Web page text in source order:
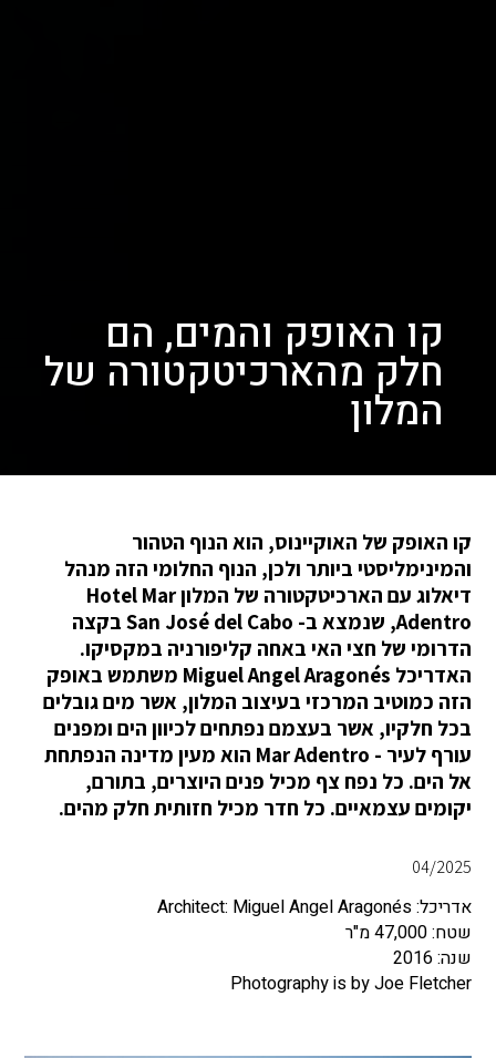
קו האופק והמים, הם
חלק מהארכיטקטורה של
המלון
קו האופק של האוקיינוס, הוא הנוף הטהור
והמינימליסטי ביותר ולכן, הנוף החלומי הזה מנהל
דיאלוג עם הארכיטקטורה של המלון Hotel Mar
Adentro, שנמצא ב- San José del Cabo בקצה
הדרומי של חצי האי באחה קליפורניה במקסיקו.
האדריכל Miguel Angel Aragonés משתמש באופק
הזה כמוטיב המרכזי בעיצוב המלון, אשר מים גובלים
בכל חלקיו, אשר בעצמם נפתחים לכיוון הים ומפנים
עורף לעיר - Mar Adentro הוא מעין מדינה הנפתחת
אל הים. כל נפח צף מכיל פנים היוצרים, בתורם,
יקומים עצמאיים. כל חדר מכיל חזותית חלק מהים.
04/2025
אדריכל: Architect: Miguel Angel Aragonés
שטח: 47,000 מ"ר
שנה: 2016
Photography is by Joe Fletcher